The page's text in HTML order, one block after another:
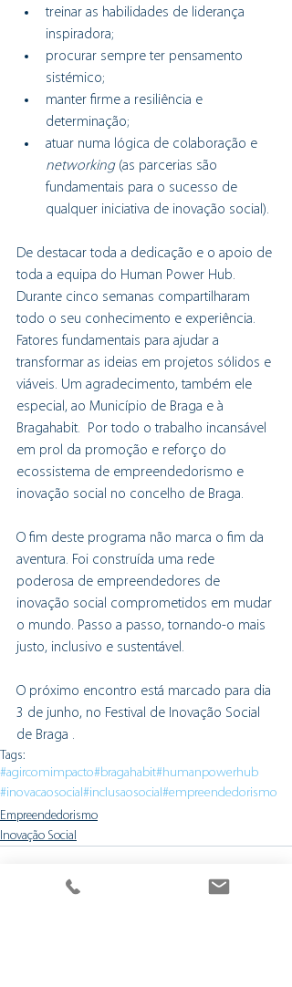
treinar as habilidades de liderança
inspiradora;
procurar sempre ter pensamento
sistémico;
manter firme a resiliência e
determinação;
atuar numa lógica de colaboração e
networking (as parcerias são
fundamentais para o sucesso de
qualquer iniciativa de inovação social).
De destacar toda a dedicação e o apoio de
toda a equipa do Human Power Hub.
Durante cinco semanas compartilharam
todo o seu conhecimento e experiência.
Fatores fundamentais para ajudar a
transformar as ideias em projetos sólidos e
viáveis. Um agradecimento, também ele
especial, ao Município de Braga e à
Bragahabit.  Por todo o trabalho incansável
em prol da promoção e reforço do
ecossistema de empreendedorismo e
inovação social no concelho de Braga.
O fim deste programa não marca o fim da
aventura. Foi construída uma rede
poderosa de empreendedores de
inovação social comprometidos em mudar
o mundo. Passo a passo, tornando-o mais
justo, inclusivo e sustentável.
O próximo encontro está marcado para dia
3 de junho, no Festival de Inovação Social
de Braga .
Tags:
#agircomimpacto#bragahabit#humanpowerhub
#inovacaosocial #inclusaosocial #empreendedorismo
Empreendedorismo
Inovação Social